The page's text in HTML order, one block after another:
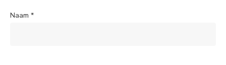
Naam *